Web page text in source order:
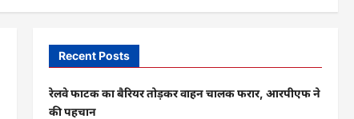
Recent Posts
रेलवे फाटक का बैरियर तोड़कर वाहन चालक फरार, आरपीएफ ने
की पहचान